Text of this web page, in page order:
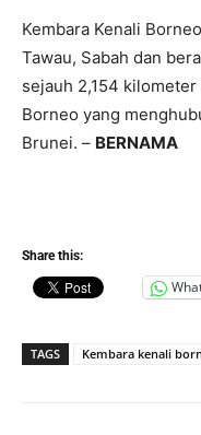
Kembara Kenali
Tawau, Sabah dan
sejauh 2,154
Borneo yang
Brunei. – BERNAMA
Share this:
TAGS Kembara kenali